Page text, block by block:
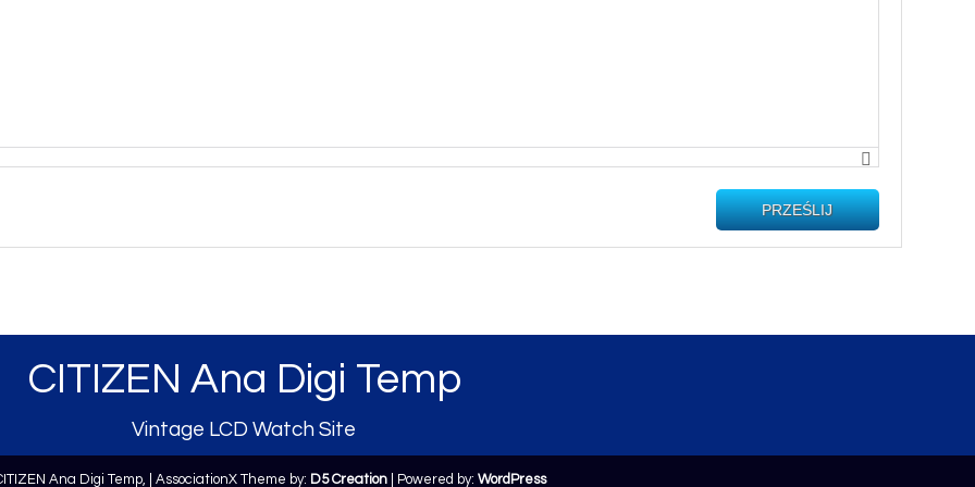
PRZEŚLIJ
CITIZEN Ana Digi Temp
Vintage LCD Watch Site
Ana Digi Temp, | AssociationX Theme by: D5 Creation| Powered by: WordPress